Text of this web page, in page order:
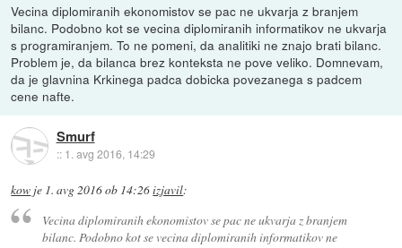
Vecina diplomiranih ekonomistov se pac ne ukvarja z branjem
bilanc. Podobno kot se vecina diplomiranih informatikov ne ukvarja
s programiranjem. To ne pomeni, da analitiki ne znajo brati bilanc.
Problem je, da bilanca brez konteksta ne pove veliko. Domnevam,
da je glavnina Krkinega padca dobicka povezanega s padcem
cene nafte.
Smurf
:: 1. avg 2016, 14:29
kow je 1. avg 2016 ob 14:26izjavil:
Vecina diplomiranih ekonomistov se pac ne ukvarja z branjem
bilanc. Podobno kot se vecina diplomiranih informatikov ne